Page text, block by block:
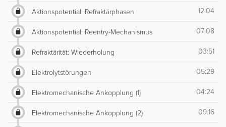
Aktionspotential: Refraktärphasen 12:04
Aktionspotential: Reentry-Mechanismus 07:08
Refraktärität: Wiederholung 03:51
Elektrolytstörungen 05:29
Elektromechanische Ankopplung (1) 04:24
Elektromechanische Ankopplung (2) 09:16